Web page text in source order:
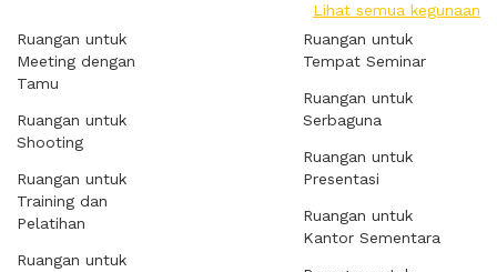
Lihat semua kegunaan
Ruangan untuk
Meeting dengan
Tamu
Ruangan untuk
Shooting
Ruangan untuk
Training dan
Pelatihan
Ruangan untuk
Ruangan untuk
Tempat Seminar
Ruangan untuk
Serbaguna
Ruangan untuk
Presentasi
Ruangan untuk
Kantor Sementara